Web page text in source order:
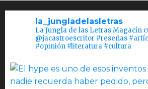
la_jungladelasletras
La Jungla de las Letras Magacín
@jacastroescritor #reseñas
#opinión #literatura #cultura